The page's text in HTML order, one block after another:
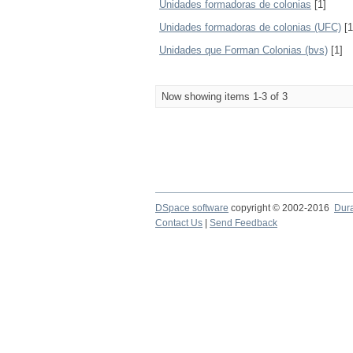
Unidades formadoras de colonias [1]
Unidades formadoras de colonias (UFC)
Unidades que Forman Colonias (bvs) [1]
Now showing items 1-3 of 3
DSpace software copyright © 2002-2016
Contact Us
Send Feedback